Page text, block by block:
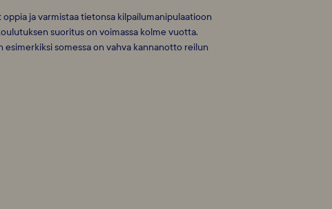
ja varmistaa tietonsa kilpailumanipulaatioon
suoritus on voimassa kolme vuotta.
somessa on vahva kannanotto reilun